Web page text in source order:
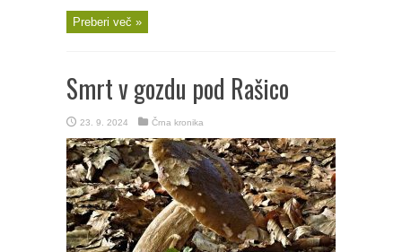
Preberi več »
Smrt v gozdu pod Rašico
23. 9. 2024 Črna kronika